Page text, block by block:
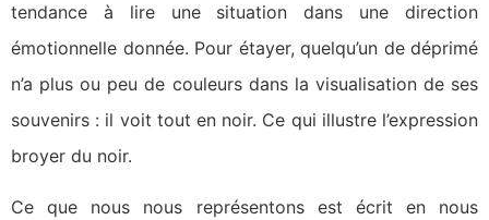
tendance à lire une situation dans une direction
émotionnelle donnée. Pour étayer, quelqu’un de déprimé
n’a plus ou peu de couleurs dans la visualisation de ses
souvenirs : il voit tout en noir. Ce qui illustre l’expression
broyer du noir.
Ce que nous nous représentons est écrit en nous